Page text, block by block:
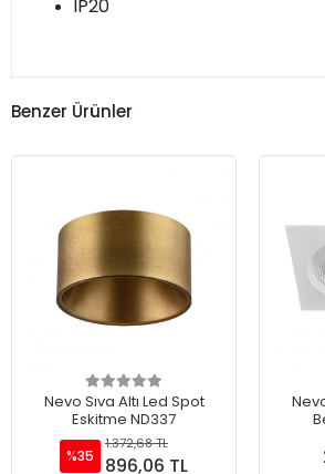
IP20
Benzer Ürünler
Nevo Sıva Altı Led Spot
Eskitme ND337
%35
1.372,68 TL
896,06 TL